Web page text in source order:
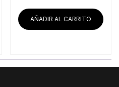
AÑADIR AL CARRITO